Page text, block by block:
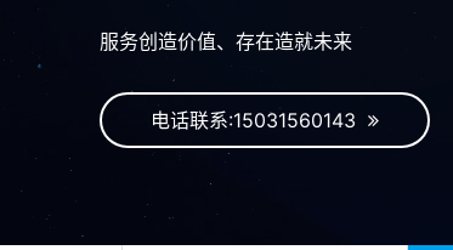
服务创造价值、存在造就未来
电话联系:15031560143